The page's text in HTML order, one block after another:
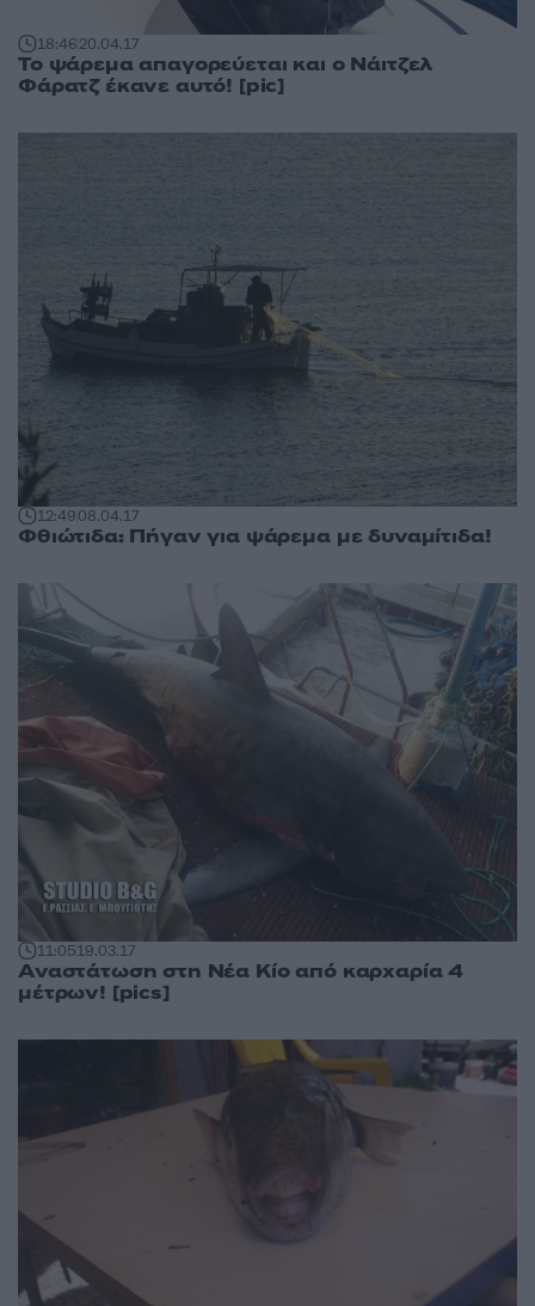
18:4620.04.17
Το ψάρεμα απαγορεύεται και ο Νάιτζελ
Φάρατζ έκανε αυτό! [pic]
12:4908.04.17
Φθιώτιδα: Πήγαν για ψάρεμα με δυναμίτιδα!
11:0519.03.17
Αναστάτωση στη Νέα Κίο από καρχαρία 4
μέτρων! [pics]